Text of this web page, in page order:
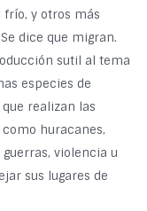
frío, y otros más
dice que migran.
sutil al tema
especies de
realizan las
huracanes,
violencia u
sus lugares de